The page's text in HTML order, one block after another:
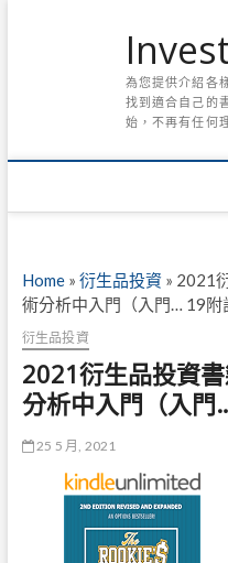
為您提供介紹各
找到適合自己的
始，不再有任何
Home» 衍生品投資» 2021
術分析中入門（入門… 19附
衍生品投資
2021衍生品投資
分析中入門（入門
25 5 月, 2021